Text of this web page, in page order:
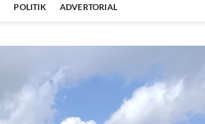
POLITIK ADVERTORIAL